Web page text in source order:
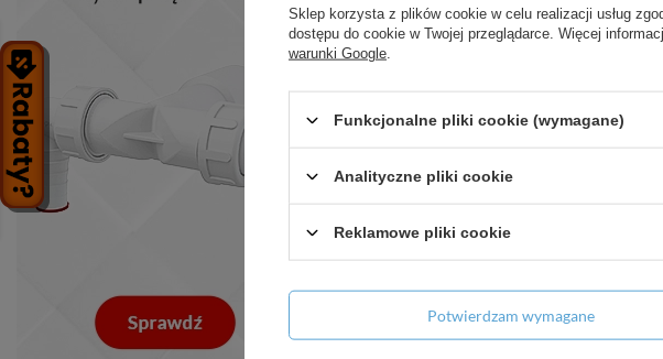
Sklep korzysta z plików cookie w celu realizacji usług
dostępu do cookie w Twojej przeglądarce. Więcej
warunki Google
Funkcjonalne pliki cookie (wymagane)
Analityczne pliki cookie
Reklamowe pliki cookie
Potwierdzam wymagane